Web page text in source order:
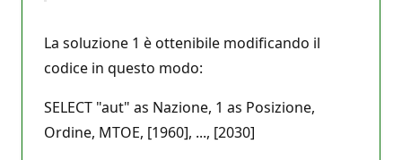
La soluzione 1 è ottenibile modificando il
codice in questo modo:
SELECT "aut" as Nazione, 1 as Posizione,
Ordine, MTOE, [1960], ..., [2030]